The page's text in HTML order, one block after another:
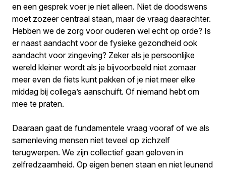
en een gesprek voer je niet alleen. Niet de doodswens
moet zozeer centraal staan, maar de vraag daarachter.
Hebben we de zorg voor ouderen wel echt op orde? Is
er naast aandacht voor de fysieke gezondheid ook
aandacht voor zingeving? Zeker als je persoonlijke
wereld kleiner wordt als je bijvoorbeeld niet zomaar
meer even de fiets kunt pakken of je niet meer elke
middag bij collega’s aanschuift. Of niemand hebt om
mee te praten.
Daaraan gaat de fundamentele vraag vooraf of we als
samenleving mensen niet teveel op zichzelf
terugwerpen. We zijn collectief gaan geloven in
zelfredzaamheid. Op eigen benen staan en niet leunend